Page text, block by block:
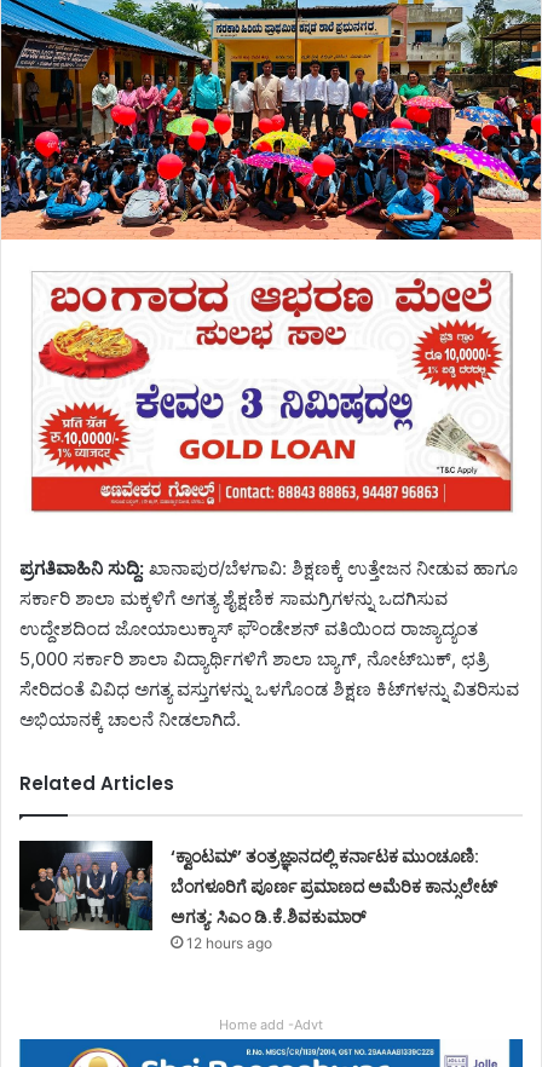
ಪ್ರಗತಿವಾಹಿನಿ ಸುದ್ದಿ: ಖಾನಾಪುರ/ಬೆಳಗಾವಿ: ಶಿಕ್ಷಣಕ್ಕೆ ಉತ್ತೇಜನ ನೀಡುವ ಹಾಗೂ
ಸರ್ಕಾರಿ ಶಾಲಾ ಮಕ್ಕಳಿಗೆ ಅಗತ್ಯ ಶೈಕ್ಷಣಿಕ ಸಾಮಗ್ರಿಗಳನ್ನು ಒದಗಿಸುವ
ಉದ್ದೇಶದಿಂದ ಜೋಯಾಲುಕ್ಕಾಸ್ ಫೌಂಡೇಶನ್ ವತಿಯಿಂದ ರಾಜ್ಯಾದ್ಯಂತ
5,000 ಸರ್ಕಾರಿ ಶಾಲಾ ವಿದ್ಯಾರ್ಥಿಗಳಿಗೆ ಶಾಲಾ ಬ್ಯಾಗ್, ನೋಟ್‌ಬುಕ್, ಛತ್ರಿ
ಸೇರಿದಂತೆ ವಿವಿಧ ಅಗತ್ಯ ವಸ್ತುಗಳನ್ನು ಒಳಗೊಂಡ ಶಿಕ್ಷಣ ಕಿಟ್‌ಗಳನ್ನು ವಿತರಿಸುವ
ಅಭಿಯಾನಕ್ಕೆ ಚಾಲನೆ ನೀಡಲಾಗಿದೆ.
Related Articles
‘ಕ್ವಾಂಟಮ್’ ತಂತ್ರಜ್ಞಾನದಲ್ಲಿ ಕರ್ನಾಟಕ ಮುಂಚೂಣಿ:
ಬೆಂಗಳೂರಿಗೆ ಪೂರ್ಣ ಪ್ರಮಾಣದ ಅಮೆರಿಕ ಕಾನ್ಸುಲೇಟ್
ಅಗತ್ಯ: ಸಿಎಂ ಡಿ.ಕೆ.ಶಿವಕುಮಾರ್
12 hours ago
Home add -Advt